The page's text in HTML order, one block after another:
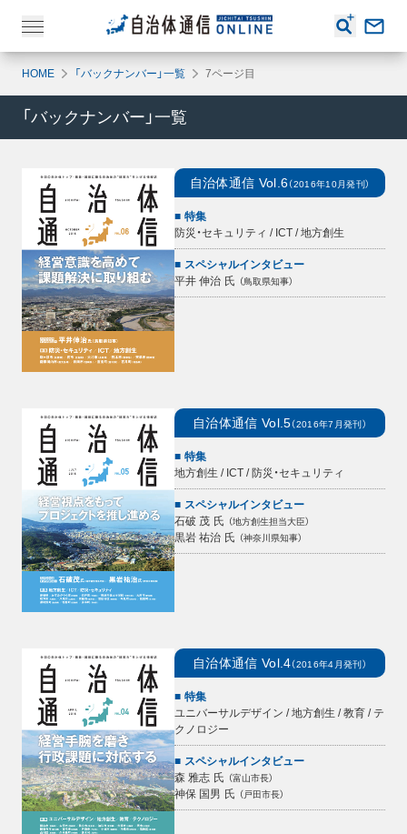
HOME 「バックナンバー」一覧 7ページ目
「バックナンバー」一覧
自治体通信 Vol.6（2016年10月発刊）
特集
防災・セキュリティ / ICT / 地方創生
スペシャルインタビュー
平井 伸治 氏 （鳥取県知事）
自治体通信 Vol.5（2016年7月発刊）
特集
地方創生 / ICT / 防災・セキュリティ
スペシャルインタビュー
石破 茂 氏 （地方創生担当大臣）
黒岩 祐治 氏 （神奈川県知事）
自治体通信 Vol.4（2016年4月発刊）
特集
ユニバーサルデザイン / 地方創生 / 教育 / テ
クノロジー
スペシャルインタビュー
森 雅志 氏 （富山市長）
神保 国男 氏 （戸田市長）